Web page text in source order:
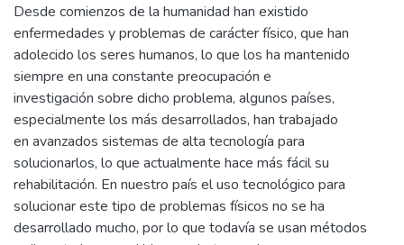
Desde comienzos de la humanidad han existido
enfermedades y problemas de carácter físico, que han
adolecido los seres humanos, lo que los ha mantenido
siempre en una constante preocupación e
investigación sobre dicho problema, algunos países,
especialmente los más desarrollados, han trabajado
en avanzados sistemas de alta tecnología para
solucionarlos, lo que actualmente hace más fácil su
rehabilitación. En nuestro país el uso tecnológico para
solucionar este tipo de problemas físicos no se ha
desarrollado mucho, por lo que todavía se usan métodos